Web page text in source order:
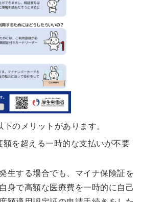
のメリットがあります。
額を超える一時的な支払いが不要
生する場合でも、マイナ保険証を
身で高額な医療費を一時的に自己